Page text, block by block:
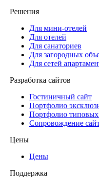
Решения
Для мини-отелей
Для отелей
Для санаториев
Для загородных
Для сетей
Разработка сайтов
Гостиничный сайт
Портфолио
Портфолио типовых
Сопровождение
Цены
Цены
Поддержка